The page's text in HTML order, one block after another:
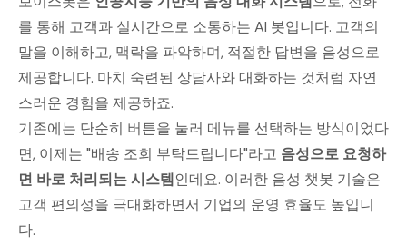
를 통해 고객과 실시간으로 소통하는 AI 봇입니다. 고객의
말을 이해하고, 맥락을 파악하며, 적절한 답변을 음성으로
제공합니다. 마치 숙련된 상담사와 대화하는 것처럼 자연
스러운 경험을 제공하죠.
기존에는 단순히 버튼을 눌러 메뉴를 선택하는 방식이었다
면, 이제는 "배송 조회 부탁드립니다"라고 음성으로 요청하
면 바로 처리되는 시스템인데요. 이러한 음성 챗봇 기술은
고객 편의성을 극대화하면서 기업의 운영 효율도 높입니
다.